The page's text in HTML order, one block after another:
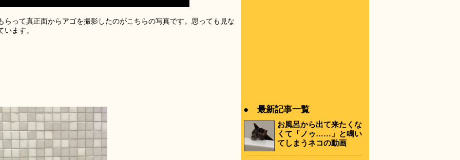
って真正面からアゴを撮影したのがこちらの写真です。思っても見な
ます。
● 最新記事一覧
お風呂から出て来たくな
くて「ノゥ……」と鳴い
てしまうネコの動画